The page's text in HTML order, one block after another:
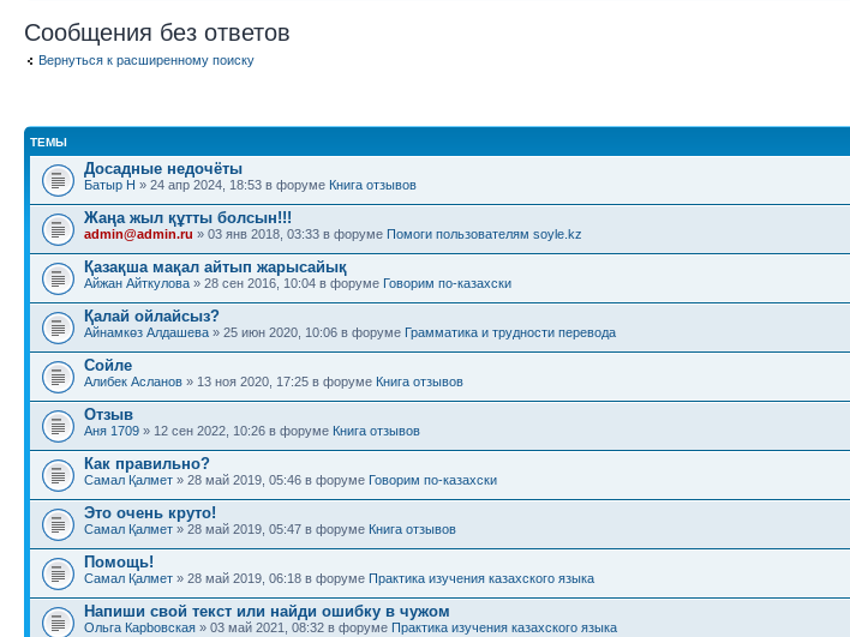
Сообщения без ответов
Вернуться к расширенному поиску
ТЕМЫ
Досадные недочёты
Батыр Н » 24 апр 2024, 18:53 в форуме Книга отзывов
Жаңа жыл құтты болсын!!!
admin@admin.ru » 03 янв 2018, 03:33 в форуме Помоги пользователям soyle.kz
Қазақша мақал айтып жарысайық
Айжан Айткулова » 28 сен 2016, 10:04 в форуме Говорим по-казахски
Қалай ойлайсыз?
Айнамкөз Алдашева » 25 июн 2020, 10:06 в форуме Грамматика и трудности перевода
Сойле
Алибек Асланов » 13 ноя 2020, 17:25 в форуме Книга отзывов
Отзыв
Аня 1709 » 12 сен 2022, 10:26 в форуме Книга отзывов
Как правильно?
Самал Қалмет » 28 май 2019, 05:46 в форуме Говорим по-казахски
Это очень круто!
Самал Қалмет » 28 май 2019, 05:47 в форуме Книга отзывов
Помощь!
Самал Қалмет » 28 май 2019, 06:18 в форуме Практика изучения казахского языка
Напиши свой текст или найди ошибку в чужом
Ольга Карbовская » 03 май 2021, 08:32 в форуме Практика изучения казахского языка